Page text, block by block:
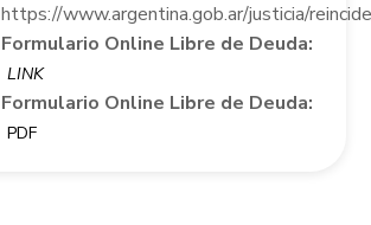
https://www.argentina.gob.ar/justicia/
Formulario Online Libre de Deuda:
LINK
Formulario Online Libre de Deuda:
PDF